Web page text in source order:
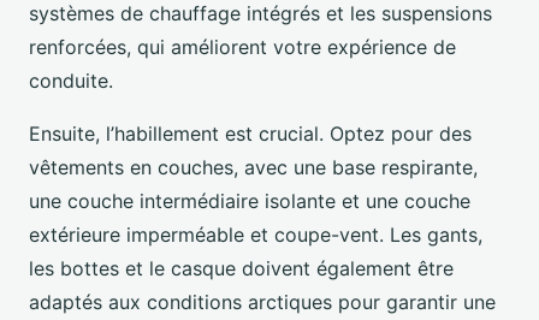
systèmes de chauffage intégrés et les suspensions
renforcées, qui améliorent votre expérience de
conduite.
Ensuite, l’habillement est crucial. Optez pour des
vêtements en couches, avec une base respirante,
une couche intermédiaire isolante et une couche
extérieure imperméable et coupe-vent. Les gants,
les bottes et le casque doivent également être
adaptés aux conditions arctiques pour garantir une